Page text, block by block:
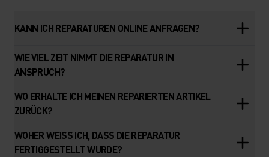
KANN ICH REPARATUREN ONLINE ANFRAGEN?
WIE VIEL ZEIT NIMMT DIE REPARATUR IN
ANSPRUCH?
WO ERHALTE ICH MEINEN REPARIERTEN ARTIKEL
ZURÜCK?
WOHER WEISS ICH, DASS DIE REPARATUR
FERTIGGESTELLT WURDE?